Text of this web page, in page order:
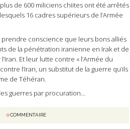
de 600 miliciens chiites ont été arrêtés
16 cadres supérieurs de l’Armée
prendre conscience que leurs bons alliés
de la pénétration iranienne en Irak et de
Et leur lutte contre « l’Armée du
l’Iran, un substitut de la guerre qu’ils
de Téhéran.
des guerres par procuration…
0COMMENTAIRE